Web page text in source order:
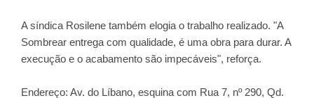
A síndica Rosilene também elogia o trabalho realizado. "A
Sombrear entrega com qualidade, é uma obra para durar. A
execução e o acabamento são impecáveis", reforça.
Endereço: Av. do Líbano, esquina com Rua 7, nº 290, Qd.